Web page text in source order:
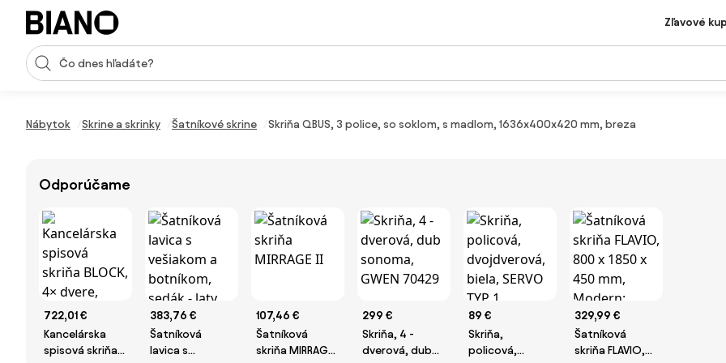
Preskočiť navigáciu, prejsť na obsah
Vstup pre vyhľadávanie
Zľavové
Nábytok Skrine a skrinky Šatníkové skrine Skriňa QBUS, 3 police, so soklom, s madlom, 1636x400x420 mm, breza
Odporúčame
722,01 €
Kancelárska
spisová skriňa
383,76 €
Šatníková
lavica s
107,46 €
Šatníková
skriňa MIRRAGE
299 €
Skriňa, 4 -
dverová, dub
89 €
Skriňa,
policová,
329,99 €
Šatníková
skriňa FLAVIO,